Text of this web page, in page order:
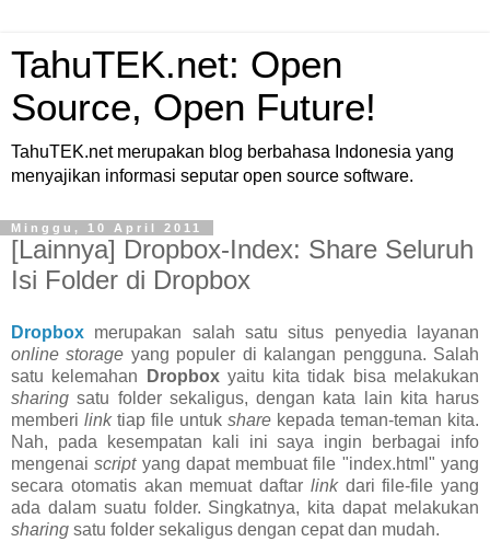
TahuTEK.net: Open
Source, Open Future!
TahuTEK.net merupakan blog berbahasa Indonesia yang
menyajikan informasi seputar open source software.
Minggu, 10 April 2011
[Lainnya] Dropbox-Index: Share Seluruh
Isi Folder di Dropbox
Dropbox merupakan salah satu situs penyedia layanan
online storage yang populer di kalangan pengguna. Salah
satu kelemahan
Dropboxyaitu kita tidak bisa melakukan
sharing satu folder sekaligus, dengan kata lain kita harus
memberi linktiap file untuk share kepada teman-teman kita.
Nah, pada kesempatan kali ini saya ingin berbagai info
mengenaiscriptyang dapat membuat file "index.html" yang
secara otomatis akan memuat daftar linkdari file-file yang
ada dalam suatu folder. Singkatnya, kita dapat melakukan
sharing satu folder sekaligus dengan cepat dan mudah.